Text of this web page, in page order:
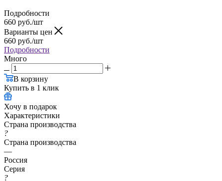
Подробности
660 руб./шт
Варианты цен
660 руб./шт
Подробности
Много
В корзину
Купить в 1 клик
Хочу в подарок
Характеристики
Страна производства
?
Страна производства
—
Россия
Серия
?